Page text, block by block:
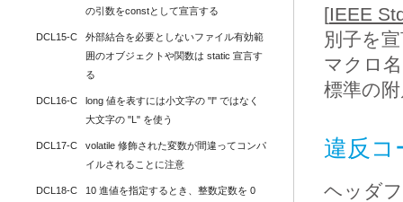
[IEEE
別子を
マクロ
標準の
違反コ
ヘッダ
の引数をconstとして宣言する
DCL15-C
外部結合を必要としないファイル有効範
囲のオブジェクトや関数は static 宣言す
る
DCL16-C
long 値を表すには小文字の "l" ではなく
大文字の "L" を使う
DCL17-C
volatile 修飾された変数が間違ってコンパ
イルされることに注意
DCL18-C
10 進値を指定するとき、整数定数を 0